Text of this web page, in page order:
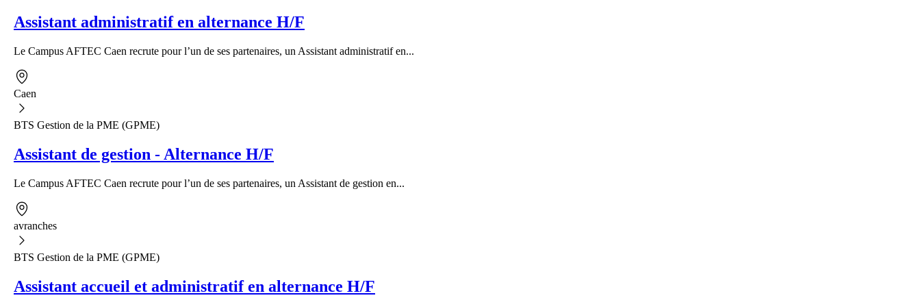
Assistant administratif en alternance H/F
Le Campus AFTEC Caen recrute pour l’un de ses partenaires, un Assistant administratif en...
Caen
BTS Gestion de la PME (GPME)
Assistant de gestion - Alternance H/F
Le Campus AFTEC Caen recrute pour l’un de ses partenaires, un Assistant de gestion en...
avranches
BTS Gestion de la PME (GPME)
Assistant accueil et administratif en alternance H/F